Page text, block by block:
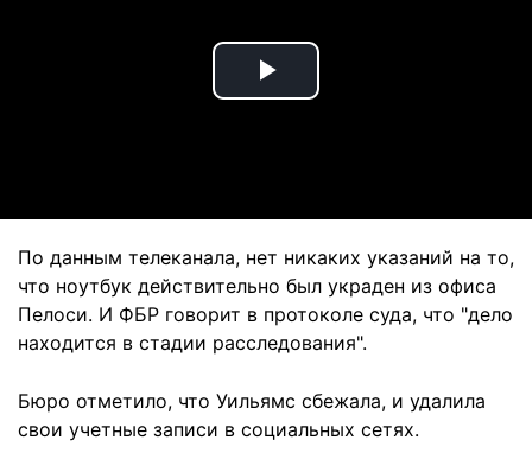
Play
По данным телеканала, нет никаких указаний на то,
что ноутбук действительно был украден из офиса
Пелоси. И ФБР говорит в протоколе суда, что "дело
находится в стадии расследования".
Бюро отметило, что Уильямс сбежала, и удалила
свои учетные записи в социальных сетях.